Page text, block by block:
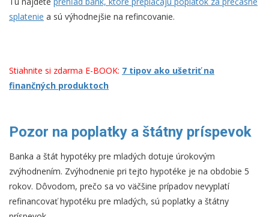
splatenie a sú výhodnejšie na refincovanie.
Stiahnite si zdarma E-BOOK: 7 tipov ako ušetriť na
finančných produktoch
Pozor na poplatky a štátny príspevok
Banka a štát hypotéky pre mladých dotuje úrokovým
zvýhodnením. Zvýhodnenie pri tejto hypotéke je na obdobie 5
rokov. Dôvodom, prečo sa vo väčšine prípadov nevyplatí
refinancovať hypotéku pre mladých, sú poplatky a štátny